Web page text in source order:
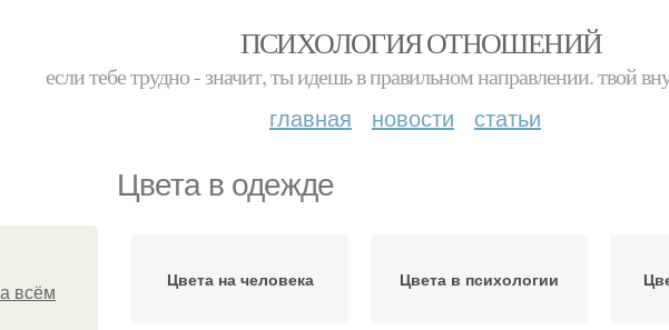
ПСИХОЛОГИЯ ОТНОШЕНИЙ
если тебе трудно - значит, ты идешь в правильном направлении. твой
главная новости статьи
Цвета в одежде
всём
Цвета на человека Цвета в психологии